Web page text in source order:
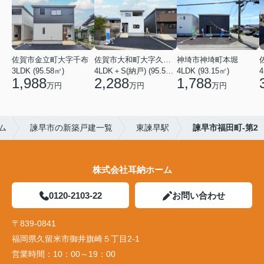
佐賀市金立町大字千布
3LDK (95.58㎡)
1,988万円
佐賀市大和町大字久池井
4LDK＋S(納戸) (95.58㎡)
2,288万円
神埼市神埼町本堀
4LDK (93.15㎡)
1,788万円
諫早市の新築戸建一覧 東諫早駅 諫早市福田町-第2
株式会社耳納ホーム
0120-2103-22 お問い合わせ
〒839-0841
福岡県久留米市御井旗崎５丁目2-1
営業時間： 10：00～19：00